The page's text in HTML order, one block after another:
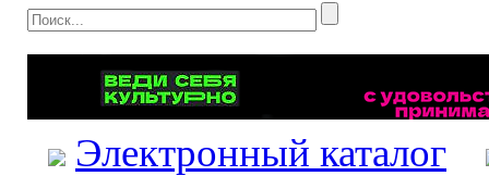
Электронный каталог